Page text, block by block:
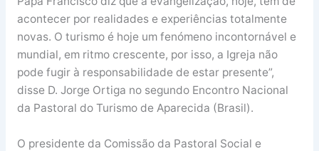
acontecer por realidades e experiências totalmente
novas. O turismo é hoje um fenómeno incontornável e
mundial, em ritmo crescente, por isso, a Igreja não
pode fugir à responsabilidade de estar presente”,
disse D. Jorge Ortiga no segundo Encontro Nacional
da Pastoral do Turismo de Aparecida (Brasil).
O presidente da Comissão da Pastoral Social e